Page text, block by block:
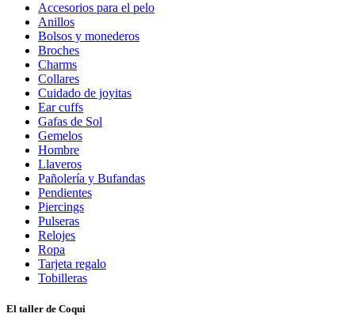
Accesorios para el pelo
Anillos
Bolsos y monederos
Broches
Charms
Collares
Cuidado de joyitas
Ear cuffs
Gafas de Sol
Gemelos
Hombre
Llaveros
Pañolería y Bufandas
Pendientes
Piercings
Pulseras
Relojes
Ropa
Tarjeta regalo
Tobilleras
El taller de Coqui